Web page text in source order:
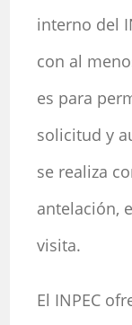
interno del
con al
es para
solicitud y
se realiza
antelación,
visita.
El INPEC